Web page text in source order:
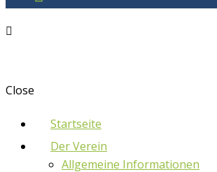
Close
Startseite
Der Verein
Allgemeine Informationen